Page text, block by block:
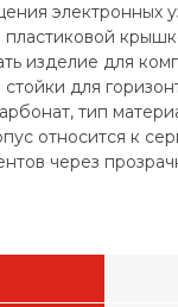
электронных
изделие для
для
тип
относится к
через